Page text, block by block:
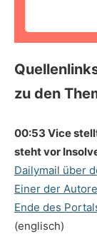
zu den
00:53 Vice
steht vor
Dailymail über
Einer der
Ende des
(englisch)